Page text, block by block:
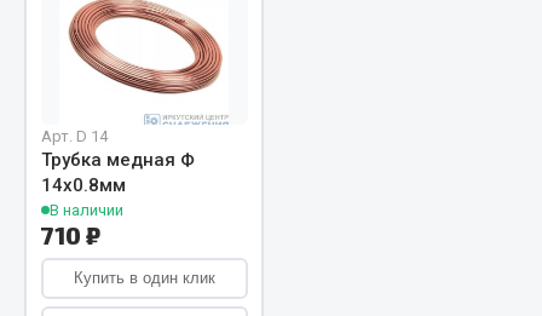
Двигатель
Система питания
Система охлаждения
Сцепление
Коробка передач
Коробка передач ZF
Показать ещё
Арт. D 14
Трубка медная Ф
14х0.8мм
В наличии
710 ₽
Купить в один клик